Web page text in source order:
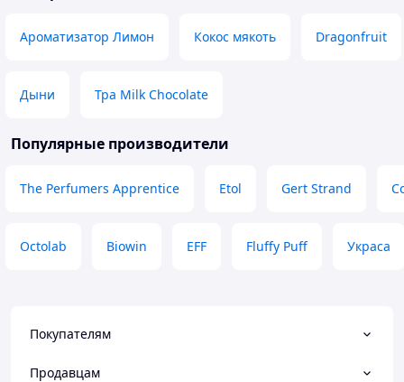
Ароматизатор Лимон Кокос мякоть Dragonfruit
Дыни Tpa Milk Chocolate
Популярные производители
The Perfumers Apprentice Etol Gert Strand
Octolab Biowin EFF Fluffy Puff Украса
Покупателям
Продавцам